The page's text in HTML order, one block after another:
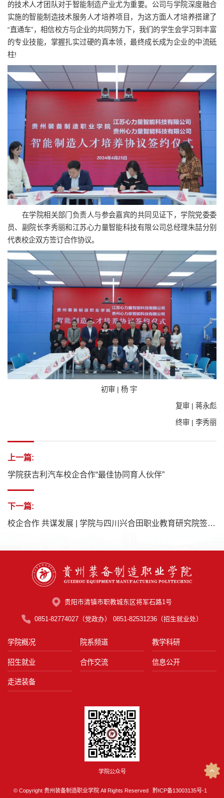
的技术人才团队对于智能制造产业尤为重要。公司与学院深度融合
实施的智能制造技术服务人才培养项目，为这方面人才培养搭建了
“直通车”，相信校方与企业的共同努力下，我们的学生会学习到丰富
的专业技能，掌握扎实过硬的真本领，最终成长成为企业的中流砥
柱!
在学院相关部门负责人与参会嘉宾的共同见证下，学院党委委
员、副院长李秀丽和江苏心力量智能科技有限公司总经理朱喆分别
代表校企双方签订合作协议。
初审 | 杨 宇
复审 | 蒋永彪
终审 | 李秀丽
上一篇:
学院获吉利汽车校企合作“最佳协同育人伙伴”
下一篇:
校企合作 共谋发展 | 学院与四川兴合田职业教育研究院签约仪式圆满举行
贵阳市清镇市职教城东区将军石路1号
0851-82774027（党政办） 0851-82531236（招生就业处）
学院概况 院系频道 教学科研
招生就业 合作交流 信息公开
走进装备
学院公众号
© Copyright 贵州装备制造职业学院 All Rights Reserved 黔ICP备13003135号-1